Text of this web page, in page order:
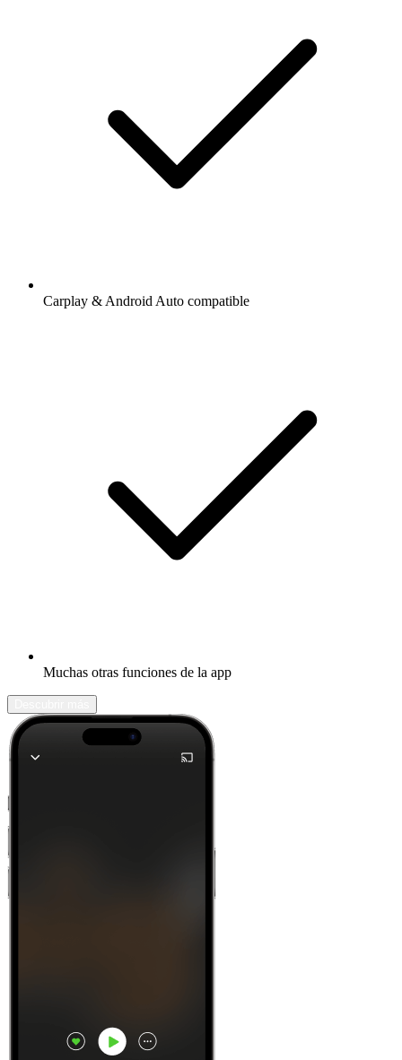
Carplay & Android Auto compatible
Muchas otras funciones de la app